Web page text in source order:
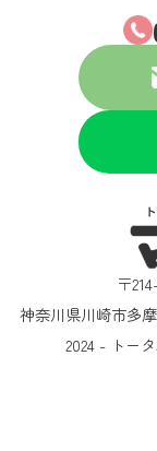
〒
神奈川県川崎市多
2024 - トー